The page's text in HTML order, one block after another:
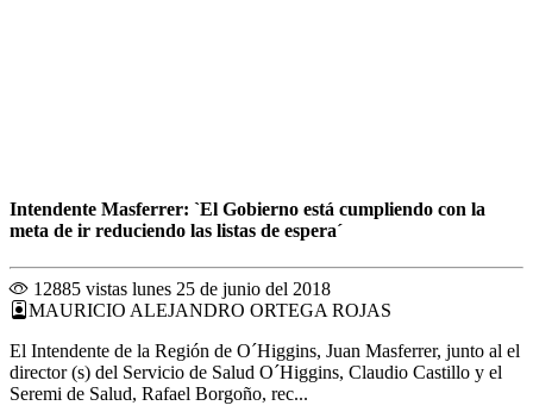
Intendente Masferrer: `El Gobierno está cumpliendo con la
meta de ir reduciendo las listas de espera´
12885 vistas lunes 25 de junio del 2018
MAURICIO ALEJANDRO ORTEGA ROJAS
El Intendente de la Región de O´Higgins, Juan Masferrer, junto al el
director (s) del Servicio de Salud O´Higgins, Claudio Castillo y el
Seremi de Salud, Rafael Borgoño, rec...